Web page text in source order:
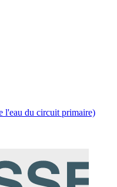
l'eau du circuit primaire)